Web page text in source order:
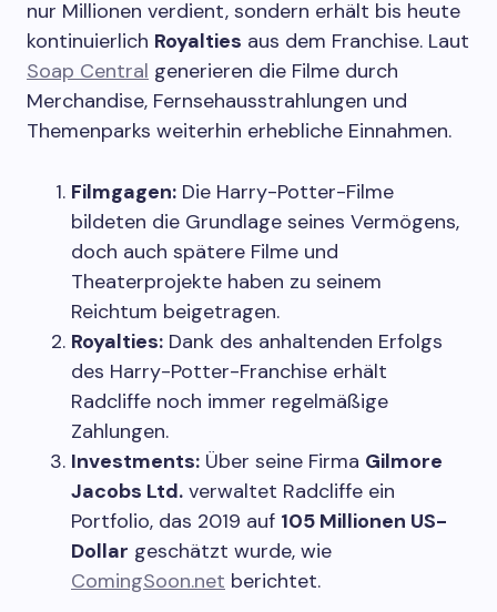
nur Millionen verdient, sondern erhält bis heute
kontinuierlich Royalties aus dem Franchise. Laut
Soap Central generieren die Filme durch
Merchandise, Fernsehausstrahlungen und
Themenparks weiterhin erhebliche Einnahmen.
Filmgagen: Die Harry-Potter-Filme
bildeten die Grundlage seines Vermögens,
doch auch spätere Filme und
Theaterprojekte haben zu seinem
Reichtum beigetragen.
Royalties: Dank des anhaltenden Erfolgs
des Harry-Potter-Franchise erhält
Radcliffe noch immer regelmäßige
Zahlungen.
Investments: Über seine Firma Gilmore
Jacobs Ltd. verwaltet Radcliffe ein
Portfolio, das 2019 auf 105 Millionen US-
Dollar geschätzt wurde, wie
ComingSoon.net berichtet.